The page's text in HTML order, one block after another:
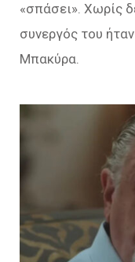
«σπάσει». Χωρίς
συνεργός του
Μπακύρα.